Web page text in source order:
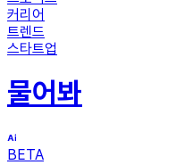
커리어
트렌드
스타트업
물어봐
BETA